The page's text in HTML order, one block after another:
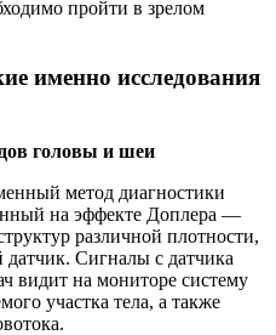
именно исследования
головы и шеи
метод диагностики
на эффекте Доплера —
различной плотности,
датчик. Сигналы с датчика
видит на мониторе систему
участка тела, а также